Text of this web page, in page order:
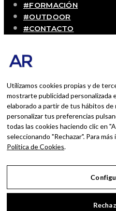
#FORMACIÓN
#OUTDOOR
#CONTACTO
Blog personal y
persona que disfruta con
BUSCAR POR:
Ingresa las palabras de
Enter.
Utilizamos cookies propias y de
mostrarte publicidad personalizada
elaborado a partir de tus hábitos de
personalizar tus preferencias
todas las cookies haciendo clic en
seleccionando "Rechazar". Para
Política de Cookies.
Aviso
Política de